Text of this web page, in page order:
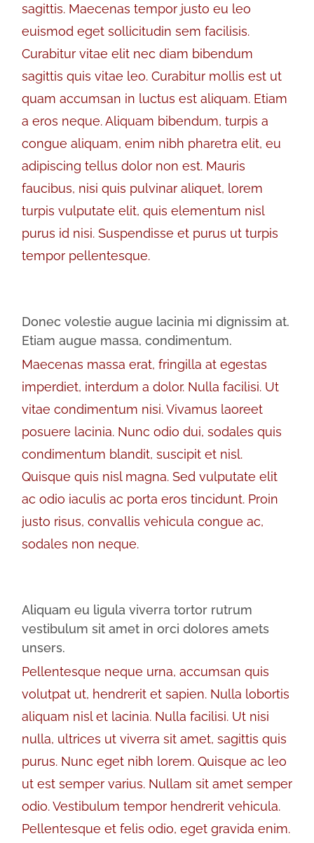
sagittis. Maecenas tempor justo eu leo
euismod eget sollicitudin sem facilisis.
Curabitur vitae elit nec diam bibendum
sagittis quis vitae leo. Curabitur mollis est ut
quam accumsan in luctus est aliquam. Etiam
a eros neque. Aliquam bibendum, turpis a
congue aliquam, enim nibh pharetra elit, eu
adipiscing tellus dolor non est. Mauris
faucibus, nisi quis pulvinar aliquet, lorem
turpis vulputate elit, quis elementum nisl
purus id nisi. Suspendisse et purus ut turpis
tempor pellentesque.
Donec volestie augue lacinia mi dignissim at.
Etiam augue massa, condimentum.
Maecenas massa erat, fringilla at egestas
imperdiet, interdum a dolor. Nulla facilisi. Ut
vitae condimentum nisi. Vivamus laoreet
posuere lacinia. Nunc odio dui, sodales quis
condimentum blandit, suscipit et nisl.
Quisque quis nisl magna. Sed vulputate elit
ac odio iaculis ac porta eros tincidunt. Proin
justo risus, convallis vehicula congue ac,
sodales non neque.
Aliquam eu ligula viverra tortor rutrum
vestibulum sit amet in orci dolores amets
unsers.
Pellentesque neque urna, accumsan quis
volutpat ut, hendrerit et sapien. Nulla lobortis
aliquam nisl et lacinia. Nulla facilisi. Ut nisi
nulla, ultrices ut viverra sit amet, sagittis quis
purus. Nunc eget nibh lorem. Quisque ac leo
ut est semper varius. Nullam sit amet semper
odio. Vestibulum tempor hendrerit vehicula.
Pellentesque et felis odio, eget gravida enim.